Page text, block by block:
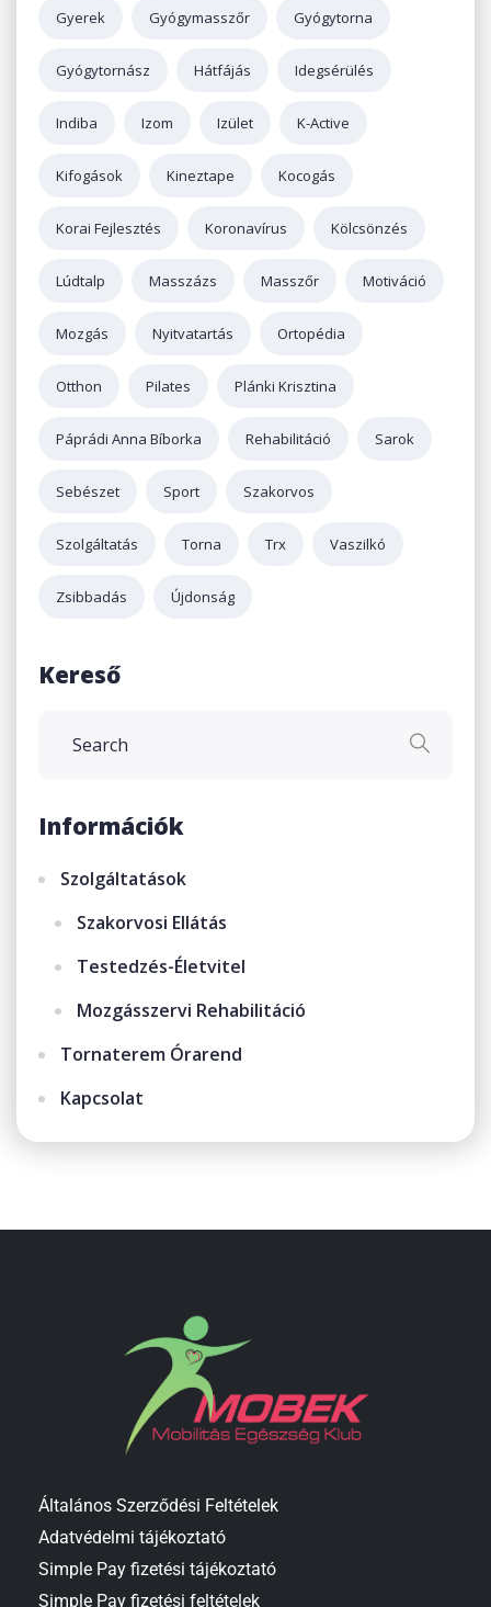
Gyerek Gyógymasszőr Gyógytorna
Gyógytornász Hátfájás Idegsérülés
Indiba Izom Izület K-Active
Kifogások Kineztape Kocogás
Korai Fejlesztés Koronavírus Kölcsönzés
Lúdtalp Masszázs Masszőr Motiváció
Mozgás Nyitvatartás Ortopédia
Otthon Pilates Plánki Krisztina
Páprádi Anna Bíborka Rehabilitáció Sarok
Sebészet Sport Szakorvos
Szolgáltatás Torna Trx Vaszilkó
Zsibbadás Újdonság
Kereső
Információk
Szolgáltatások
Szakorvosi Ellátás
Testedzés-Életvitel
Mozgásszervi Rehabilitáció
Tornaterem Órarend
Kapcsolat
Általános Szerződési Feltételek
Adatvédelmi tájékoztató
Simple Pay fizetési tájékoztató
Simple Pay fizetési feltételek